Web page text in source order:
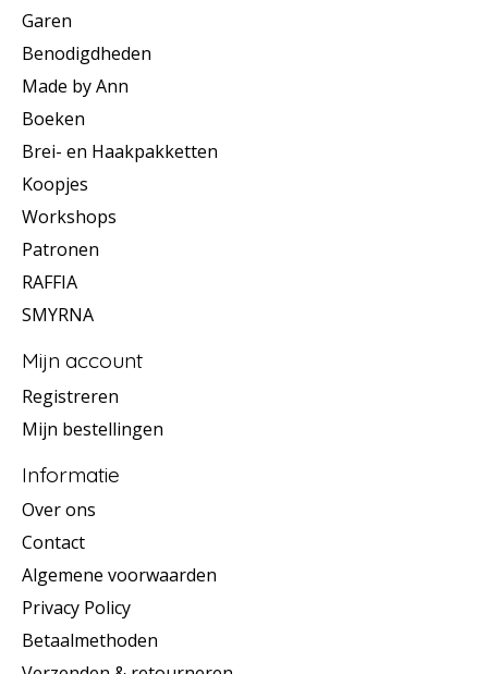
Garen
Benodigdheden
Made by Ann
Boeken
Brei- en Haakpakketten
Koopjes
Workshops
Patronen
RAFFIA
SMYRNA
Mijn account
Registreren
Mijn bestellingen
Informatie
Over ons
Contact
Algemene voorwaarden
Privacy Policy
Betaalmethoden